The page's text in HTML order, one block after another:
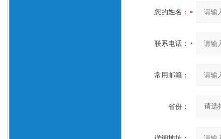
您的姓名：
联系电话：
常用邮箱：
省份：